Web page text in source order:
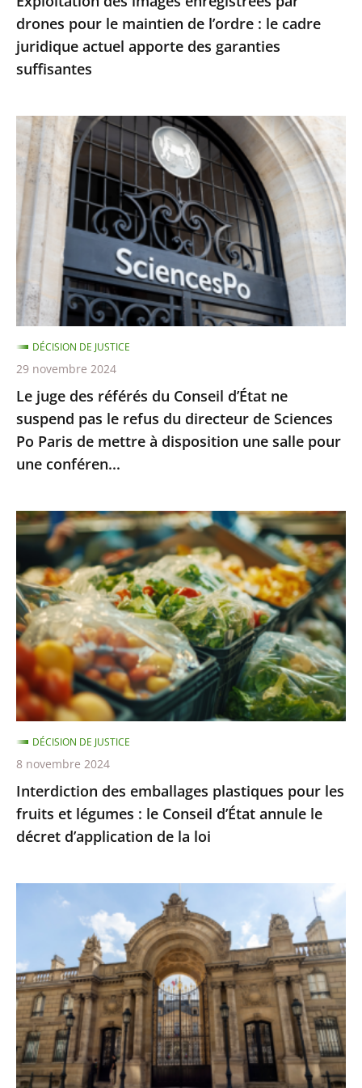
cadre
juridique
actuel
des
garanties
suffisantes
drones pour le maintien de l’ordre : le cadre
juridique actuel apporte des garanties
suffisantes
Le
juge
des
référés
du
Conseil
d’État
ne
suspend
pas
le
refus
du
directeur
de
Sciences
Paris
de
mettre
à
disposition
une
salle
pour
une
conféren...
Le juge des référés du Conseil d’État ne
suspend pas le refus du directeur de Sciences
Po Paris de mettre à disposition une salle pour
une conféren...
DÉCISION DE JUSTICE
29 novembre 2024
Interdiction
emballages
plastiques
pour
les
fruits
et
légumes
:
le
Conseil
d’État
annule
le
d’application
Interdiction des emballages plastiques pour les
fruits et légumes : le Conseil d’État annule le
décret d’application de la loi
DÉCISION DE JUSTICE
8 novembre 2024
Aucune
été
prise
pour
autoriser
une
cérémonie